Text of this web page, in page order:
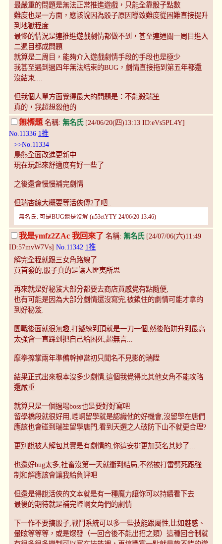
最嚴重的問題是無法正常推進遊戲，只能全靠骰子點數
難度也是一方面，應該說因為骰子原因導致難度從困難直接提升
到地獄程度
最慘的情況是連推進遊戲劇情都做不到，甚至連通關一周目進入
二週目都成問題
就算是二周目，能夠介入遊戲劇情手段的手段也是極少
我甚至遇到過四年無法結束的BUG，劇情直接拖到第五年都還
沒結束....
但我個人單方面覺得最大的問題是：不能殺瑞笙
真的，我超想殺他的
無標題 名稱: 無名氏[24/06/20(四)13:13 ID:eVs5PL4Y]
No.11336 1推
>>No.11334
鳥熊全面改進更新中
現在玩起來舒適度有好一些了
之後還會慢慢補完劇情
但瑞杏線大概要等活俠傳2了吧..
無名氏: 可是BUG還是沒解 (n53etYTY 24/06/20 13:46)
我是ymfz2ZAc 我回來了 名稱: 無名氏[24/07/06(六)11:49
ID:57mvW7Vs] No.11342 1推
解完全程就跟三女角路線了
買首發的,骰子真的是讓人匪夷所思
再來就是好秘笈大部分都要去商店買感覺有點隨便,
也有可能是因為大部分劇情還沒寫完,被鎖住的劇情可能才拿的
到好秘笈.
團戰後面就很無趣,打鐵練到頂就是一刀一個,然後陷阱升到最高
太強會一直踩到把自己給困死,超無言...
摩拳擦掌兩年準備幹掉當初只聞名不見影的瑞陞
結果正式出來根本沒多少劇情,這個我覺得比其他女角不能攻略
還嚴重
就算只是一個過場boss也是要好好寫吧
留學橋段就很好用,崆峒留學就是認識他的好機會,沒留學在唐們
應該也會碰到瑞笙留學唐門,看到天選之人破防下山不就更合理?
更別說被人解包其實是有劇情的,你這安排更加莫名其妙了...
也還好bug太多,社畜沒第一天就衝到結局,不然被打雷劈死跟強
制和解應該會讓我給負評吧
但還是得說活俠的文本就是有一種魔力讓你可以持續看下去
最後的期待就是補完崆峒女角們的劇情
下一作不要搞骰子,戰鬥系統可以多一些技能跟屬性,比如魅惑、
暈眩等等等，或是爆發（一回合後不能出招之類）這種回合制就